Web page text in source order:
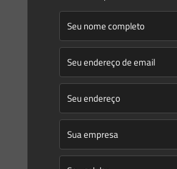
nova abordagem passa também por uma
O diretor de licenciamento ambiental do
[…]
Dr. Marcos Saes ministra curso sobre
ambiental no RN